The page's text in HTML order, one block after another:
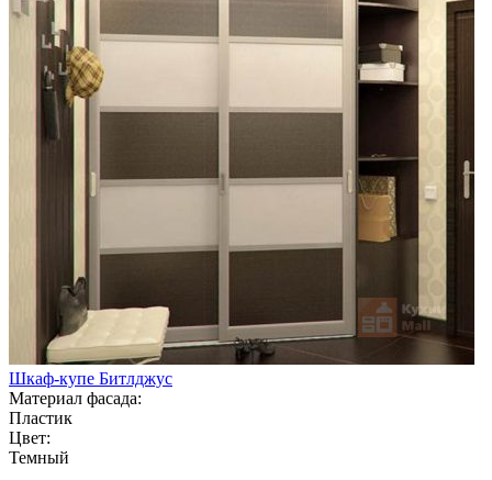
Шкаф-купе Битлджус
Материал фасада:
Пластик
Цвет:
Темный